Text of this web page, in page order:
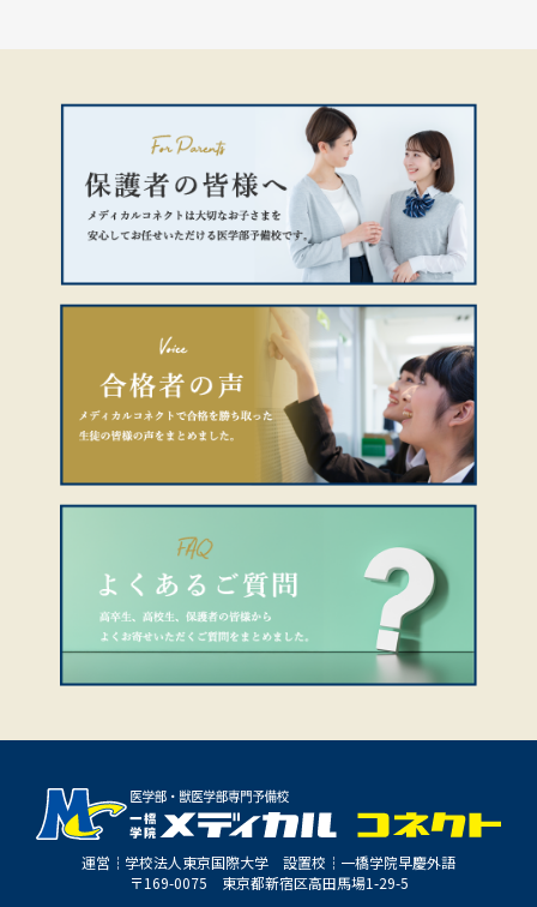
運営┆学校法人東京国際大学 設置校┆一橋学院早慶外語
〒169-0075 東京都新宿区高田馬場1-29-5